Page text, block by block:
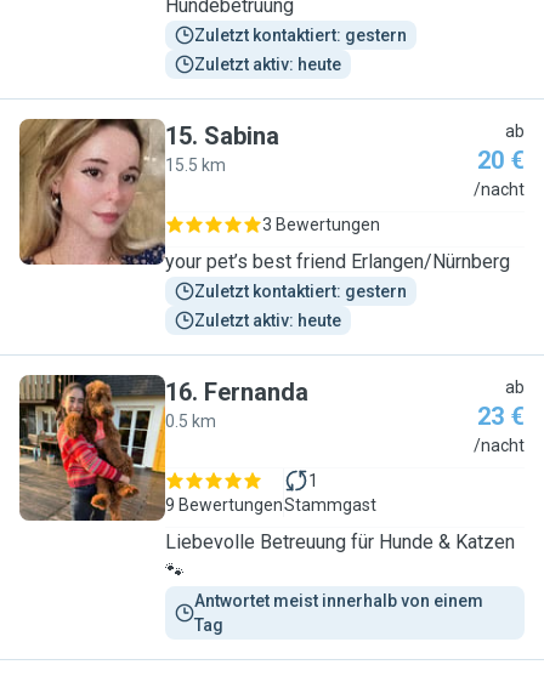
Hundebetruung
Zuletzt kontaktiert: gestern
Zuletzt aktiv: heute
S
15. Sabina
15.5 km
ab
20 €
/nacht
3 Bewertungen
your pet’s best friend Erlangen/Nürnberg
Zuletzt kontaktiert: gestern
Zuletzt aktiv: heute
F
16. Fernanda
0.5 km
ab
23 €
/nacht
9 Bewertungen
1
Stammgast
Liebevolle Betreuung für Hunde & Katzen
🐾
Antwortet meist innerhalb von einem
Tag